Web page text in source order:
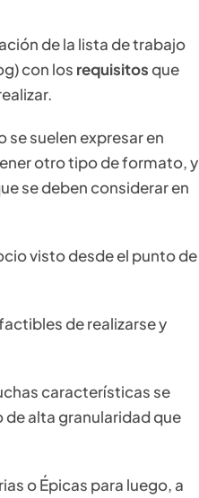
de la lista de trabajo
con los requisitos que
suelen expresar en
otro tipo de formato, y
se deben considerar en
visto desde el punto de
de realizarse y
características se
de alta granularidad que
o Épicas para luego, a